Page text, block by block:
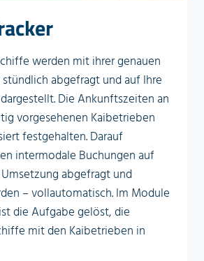
werden mit ihrer genauen
abgefragt und auf Ihre
Die Ankunftszeiten an
vorgesehenen Kaibetrieben
festgehalten. Darauf
intermodale Buchungen auf
abgefragt und
– vollautomatisch. Im Module
die Aufgabe gelöst, die
mit den Kaibetrieben in